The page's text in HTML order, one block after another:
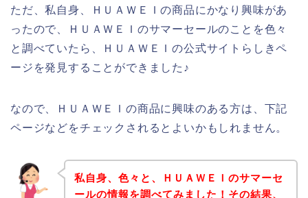
ただ、私自身、ＨＵＡＷＥＩの商品にかなり興味があ
ったので、ＨＵＡＷＥＩのサマーセールのことを色々
と調べていたら、ＨＵＡＷＥＩの公式サイトらしきペ
ージを発見することができました♪
なので、ＨＵＡＷＥＩの商品に興味のある方は、下記
ページなどをチェックされるとよいかもしれません。
私自身、色々と、ＨＵＡＷＥＩのサマーセ
ールの情報を調べてみました！その結果、